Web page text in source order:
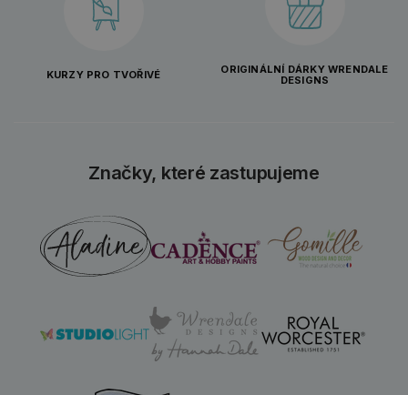
KURZY PRO TVOŘIVÉ
ORIGINÁLNÍ DÁRKY WRENDALE
DESIGNS
Značky, které zastupujeme